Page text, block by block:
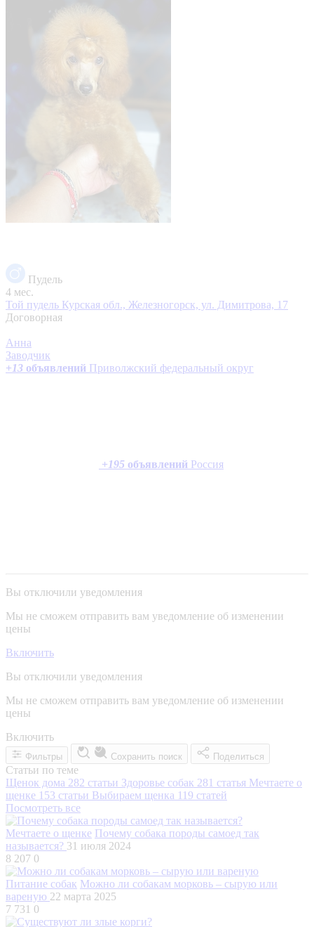
Пудель
4 мес.
Той пудель Курская обл., Железногорск, ул. Димитрова, 17
Договорная
Анна
Заводчик
+13 объявлений Приволжский федеральный округ
+195 объявлений Россия
Вы отключили уведомления
Мы не сможем отправить вам уведомление об изменении
цены
Включить
Вы отключили уведомления
Мы не сможем отправить вам уведомление об изменении
цены
Включить
Фильтры Сохранить поиск Поделиться
Статьи по теме
Щенок дома 282 статьи Здоровье собак 281 статья Мечтаете о
щенке 153 статьи Выбираем щенка 119 статей
Посмотреть все
Мечтаете о щенке Почему собака породы самоед так
называется? 31 июля 2024
8 207 0
Питание собак Можно ли собакам морковь – сырую или
вареную 22 марта 2025
7 731 0